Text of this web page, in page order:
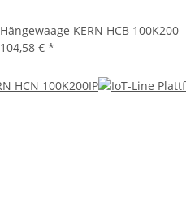
Hängewaage KERN HCB 100K200
104,58 € *